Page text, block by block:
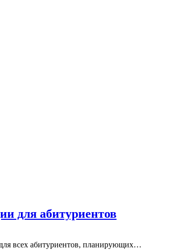
для абитуриентов
всех абитуриентов, планирующих…